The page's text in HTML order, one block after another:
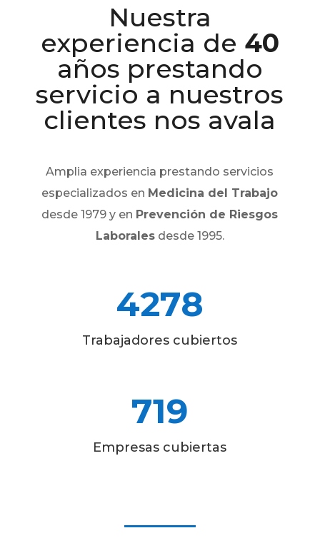
Nuestra
experiencia de 40
años prestando
servicio a nuestros
clientes nos avala
Amplia experiencia prestando servicios
especializados en Medicina del Trabajo
desde 1979 y en Prevención de Riesgos
Laboralesdesde 1995.
4278
Trabajadores cubiertos
719
Empresas cubiertas